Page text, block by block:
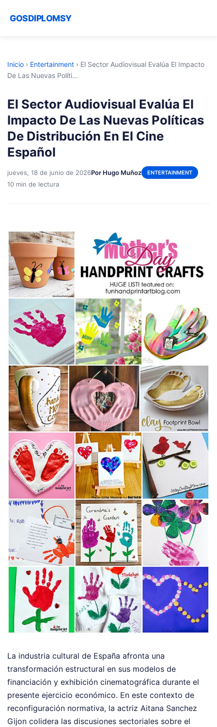
GOSDIPLOMSY
Inicio › Entertainment › El Sector Audiovisual Evalúa El Impacto
De Las Nuevas Políti...
El Sector Audiovisual Evalúa El
Impacto De Las Nuevas Políticas
De Distribución En El Cine
Español
jueves, 18 de junio de 2026Por Hugo Muñoz ENTERTAINMENT
10 min de lectura
La industria cultural de España afronta una
transformación estructural en sus modelos de
financiación y exhibición cinematográfica durante el
presente ejercicio económico. En este contexto de
reconfiguración normativa, la actriz Aitana Sanchez
Gijon colidera las discusiones sectoriales sobre el